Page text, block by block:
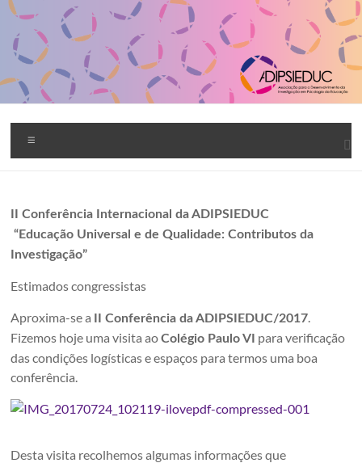
Skip
content
ADIPSIEDUC
II Conferência Internacional da ADIPSIEDUC
“Educação Universal e de Qualidade: Contributos da
Investigação”
Estimados congressistas
Aproxima-se a II Conferência da ADIPSIEDUC/2017
Fizemos hoje uma visita aoColégio Paulo VI para verificação
das condições logísticas e espaços para termos uma boa
conferência.
Desta visita recolhemos algumas informações que